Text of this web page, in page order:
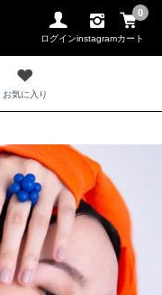
ログインinstagram
0
カート
お気に入り